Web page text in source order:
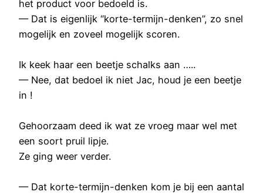
het product voor bedoeld is.
— Dat is eigenlijk “korte-termijn-denken”, zo snel
mogelijk en zoveel mogelijk scoren.
Ik keek haar een beetje schalks aan …..
— Nee, dat bedoel ik niet Jac, houd je een beetje
in !
Gehoorzaam deed ik wat ze vroeg maar wel met
een soort pruil lipje.
Ze ging weer verder.
— Dat korte-termijn-denken kom je bij een aantal